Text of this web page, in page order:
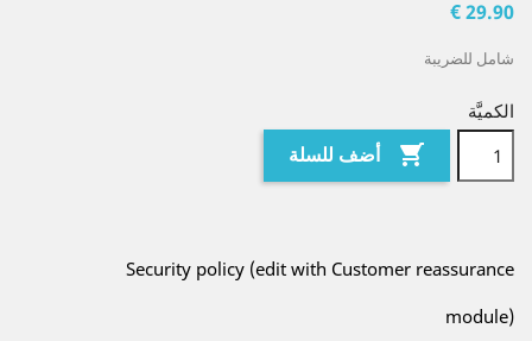
29.90 €
شامل للضريبة
الكميَّة
 أضف للسلة
Security policy (edit with Customer reassurance
module)